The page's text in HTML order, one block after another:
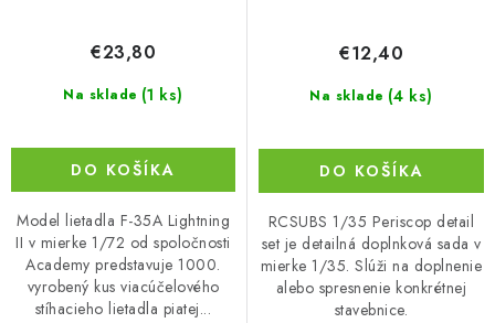
Na sklade (1 ks)
€23,80
DO KOŠÍKA
Model lietadla F-35A Lightning
II v mierke 1/72 od spoločnosti
Academy predstavuje 1000.
vyrobený kus viacúčelového
stíhacieho lietadla piatej...
Na sklade (4 ks)
€12,40
DO KOŠÍKA
RCSUBS 1/35 Periscop detail
set je detailná doplnková sada v
mierke 1/35. Slúži na doplnenie
alebo spresnenie konkrétnej
stavebnice.